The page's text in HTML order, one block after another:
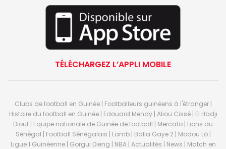
TÉLÉCHARGEZ L’APPLI MOBILE
Clubs de football en Guinée | Footballeurs guinéens à l'étranger |
Histoire du football en Guinée | Edouard Mendy | Aliou Cissé | El Hadji
Diouf | Equipe nationale de Guinée de football | Mercato | Lions du
Sénégal | Football Sénégalais | Lamb | Balla Gaye 2 | Modou Lô |
Ligue 1 Guinéenne | Gorgui Dieng | NBA | Actualités | News | Match en